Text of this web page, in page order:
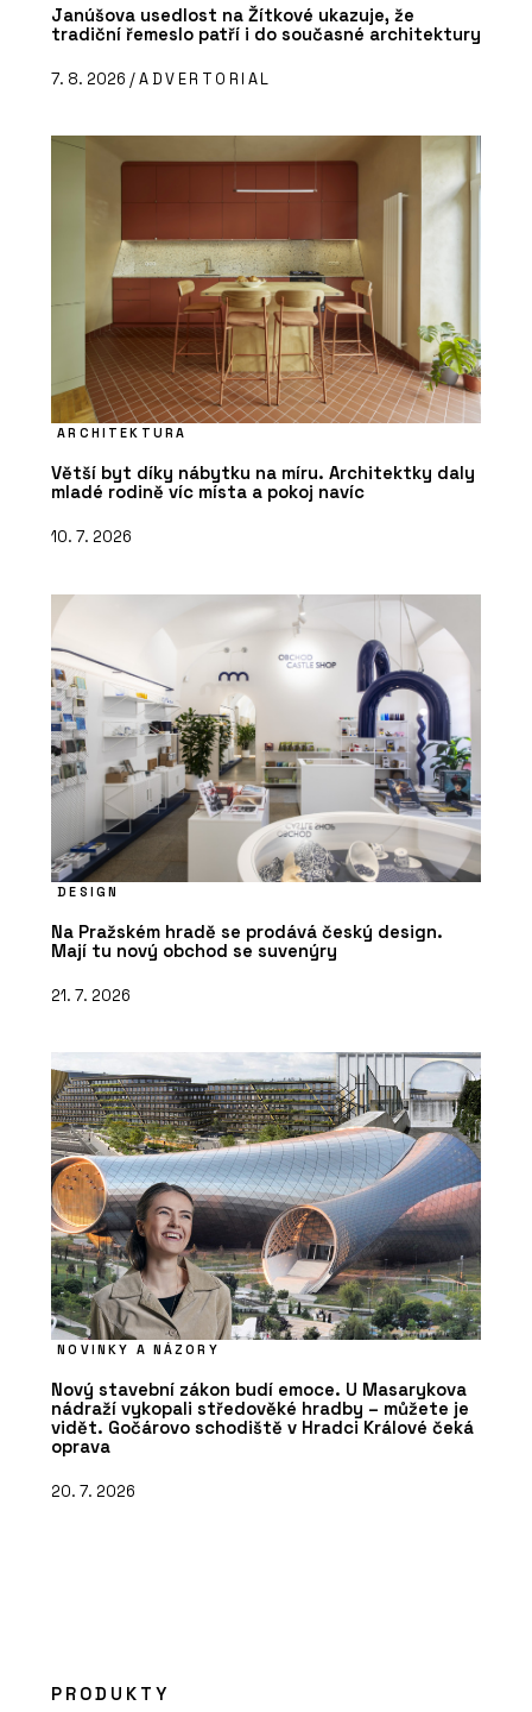
Janúšova usedlost na Žítkové ukazuje, že
tradiční řemeslo patří i do současné architektury
7. 8. 2026 /ADVERTORIAL
ARCHITEKTURA
Větší byt díky nábytku na míru. Architektky daly
mladé rodině víc místa a pokoj navíc
10. 7. 2026
DESIGN
Na Pražském hradě se prodává český design.
Mají tu nový obchod se suvenýry
21. 7. 2026
NOVINKY A NÁZORY
Nový stavební zákon budí emoce. U Masarykova
nádraží vykopali středověké hradby – můžete je
vidět. Gočárovo schodiště v Hradci Králové čeká
oprava
20. 7. 2026
PRODUKTY